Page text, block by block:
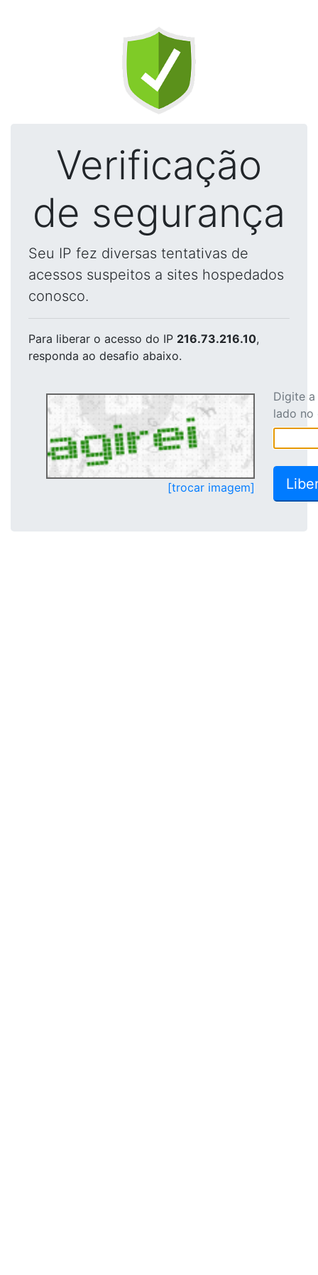
Verificação
de segurança
Seu IP fez diversas tentativas de
acessos suspeitos a sites hospedados
conosco.
Para liberar o acesso do IP 216.73.216.10,
responda ao desafio abaixo.
[trocar imagem]
Digite
lado no